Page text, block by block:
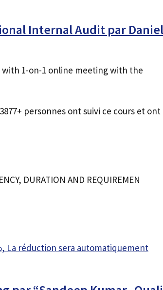
Internal Audit par
with 1-on-1 online meeting with the
personnes ont suivi ce cours et ont
DURATION AND REQUIREMEN
La réduction sera automatiquement